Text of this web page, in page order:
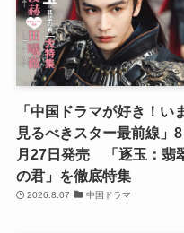
「中国ドラマが好き！い
見るべきスター最前線」8
月27日発売 「逐玉：翡
の君」を徹底特集
2026.8.07 中国ドラマ